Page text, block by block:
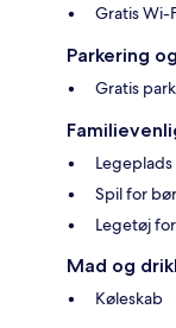
Gratis Wi-
Parkering
Gratis
Legeplads
Spil for
Legetøj
Mad og
Køleskab